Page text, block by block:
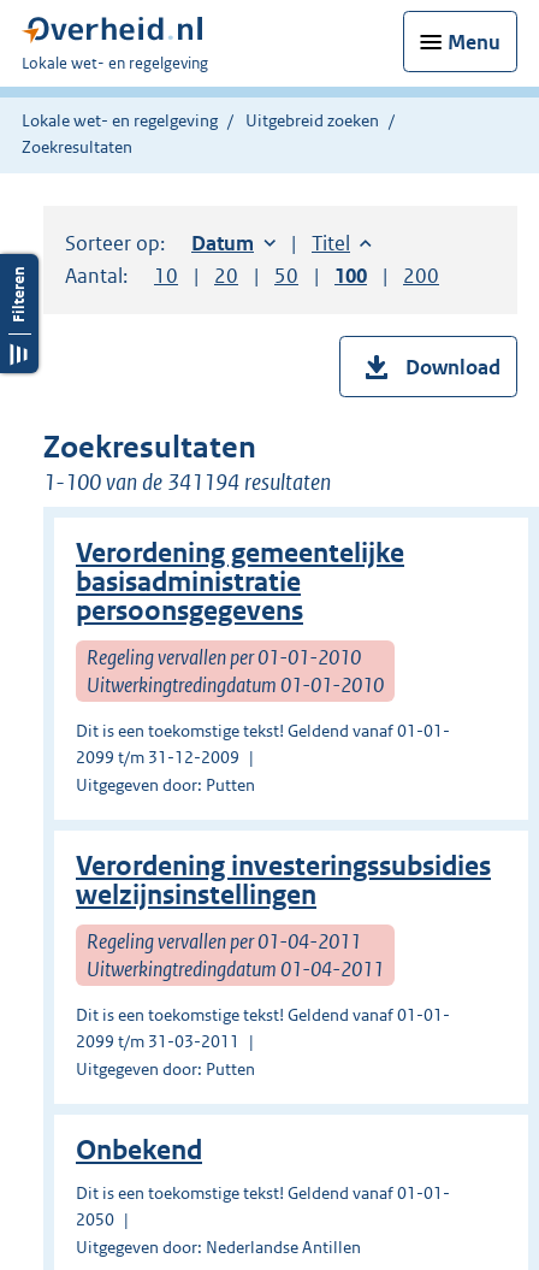
Menu
U
bent
hier:
Lokale wet- en regelgeving
Lokale wet- en regelgeving
Uitgebreid zoeken
Zoekresultaten
Sorteer op: Sorteer op:
Datum oplopendSorteer op:
Titel oplopend
Aantal:
Toon
10 resultaten per pagina
Toon
20 resultaten per pagina
Toon
50 resultaten per pagina
Toon
100 resultaten per
Toon
200
Download
Zoekresultaten
1-100 van de 341194 resultaten
Verordening gemeentelijke
basisadministratie
persoonsgegevens
Regeling vervallen per 01-01-2010
Uitwerkingtredingdatum 01-01-2010
Dit is een toekomstige tekst! Geldend vanaf 01-01-
2099 t/m 31-12-2009
Uitgegeven door: Putten
Verordening investeringssubsidies
welzijnsinstellingen
Regeling vervallen per 01-04-2011
Uitwerkingtredingdatum 01-04-2011
Dit is een toekomstige tekst! Geldend vanaf 01-01-
2099 t/m 31-03-2011
Uitgegeven door: Putten
Onbekend
Dit is een toekomstige tekst! Geldend vanaf 01-01-
2050
Uitgegeven door: Nederlandse Antillen